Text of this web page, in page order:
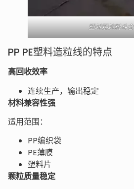
塑料颗粒料斗仓
PP PE塑料造粒线的特点
高回收效率
连续生产，输出稳定
材料兼容性强
适用范围：
PP编织袋
PE薄膜
塑料片
颗粒质量稳定